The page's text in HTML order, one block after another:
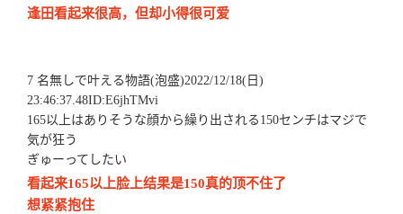
逢田看起来很高，但却小得很可爱
7 名無しで叶える物語(泡盛)2022/12/18(日)
23:46:37.48ID:E6jhTMvi
165以上はありそうな顔から繰り出される150センチはマジで
気が狂う
ぎゅーってしたい
看起来165以上脸上结果是150真的顶不住了
想紧紧抱住